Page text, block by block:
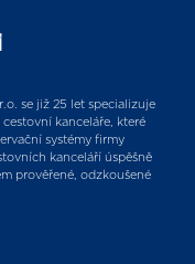
se již 25 let specializuje
kanceláře, které
systémy firmy
kanceláří úspěšně
prověřené, odzkoušené